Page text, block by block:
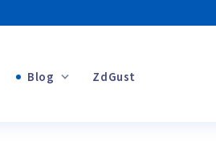
Blog ZdGust